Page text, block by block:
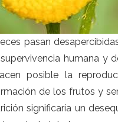
pasan
humana y
posible la
de los frutos y
significaría un